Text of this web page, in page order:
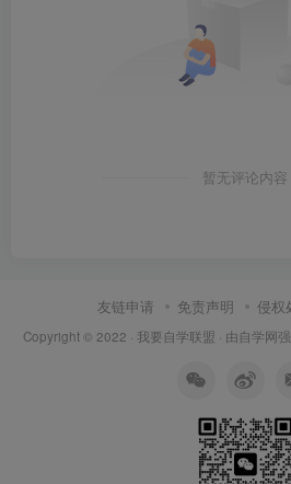
暂无评论内容
友链申请 免责声明 侵权
Copyright © 2022 · 我要自学联盟 · 由自学网